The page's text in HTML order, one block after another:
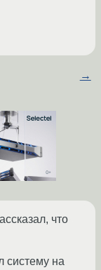
→
что
систему на